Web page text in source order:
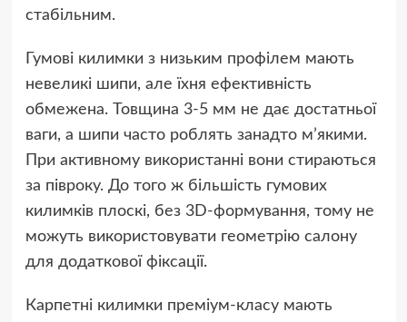
стабільним.
Гумові килимки з низьким профілем мають
невеликі шипи, але їхня ефективність
обмежена. Товщина 3-5 мм не дає достатньої
ваги, а шипи часто роблять занадто м’якими.
При активному використанні вони стираються
за півроку. До того ж більшість гумових
килимків плоскі, без 3D-формування, тому не
можуть використовувати геометрію салону
для додаткової фіксації.
Карпетні килимки преміум-класу мають